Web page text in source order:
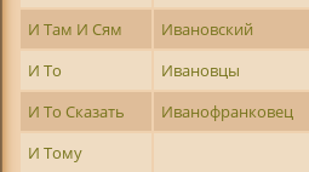
И Там И Сям Ивановский
И То
Ивановцы
И То Сказать
Иванофранковец
И Тому